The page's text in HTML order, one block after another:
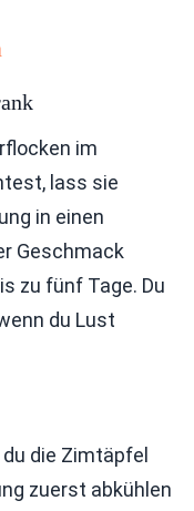
im
lass sie
in einen
Geschmack
zu fünf Tage. Du
du Lust
die Zimtäpfel
zuerst abkühlen